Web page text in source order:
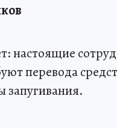
настоящие
перевода
запугивания.